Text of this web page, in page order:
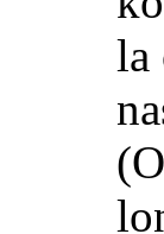
la